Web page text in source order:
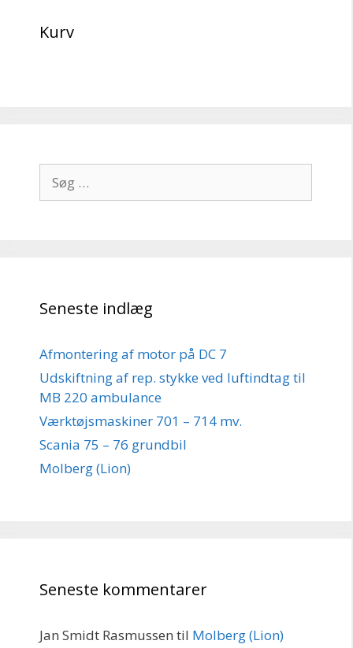
Kurv
efter:
Seneste indlæg
Afmontering af motor på DC 7
Udskiftning af rep. stykke ved luftindtag til
MB 220 ambulance
Værktøjsmaskiner 701 – 714 mv.
Scania 75 – 76 grundbil
Molberg (Lion)
Seneste kommentarer
Jan Smidt Rasmussen til Molberg (Lion)